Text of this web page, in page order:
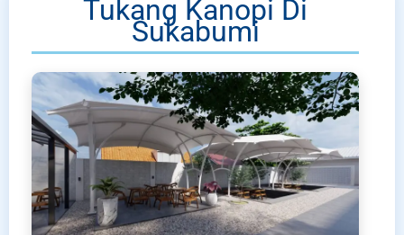
Tukang Kanopi Di
Sukabumi